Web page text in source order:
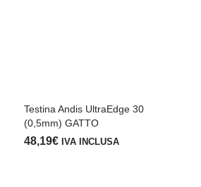
Testina Andis UltraEdge 30
(0,5mm) GATTO
48,19€ IVA INCLUSA